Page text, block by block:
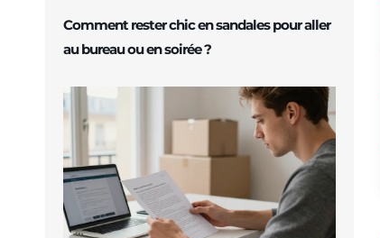
Comment rester chic en sandales pour aller
au bureau ou en soirée ?